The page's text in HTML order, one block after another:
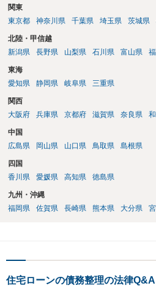
関東
東京都
神奈川県 千葉県 埼玉県 茨城県
北陸・甲信越
新潟県
長野県 山梨県 石川県 富山県
東海
愛知県
静岡県 岐阜県 三重県
関西
大阪府
兵庫県 京都府 滋賀県 奈良県
中国
広島県
岡山県 山口県 鳥取県 島根県
四国
香川県
愛媛県 高知県 徳島県
九州・沖縄
福岡県
佐賀県 長崎県 熊本県 大分県
住宅ローンの債務整理の法律